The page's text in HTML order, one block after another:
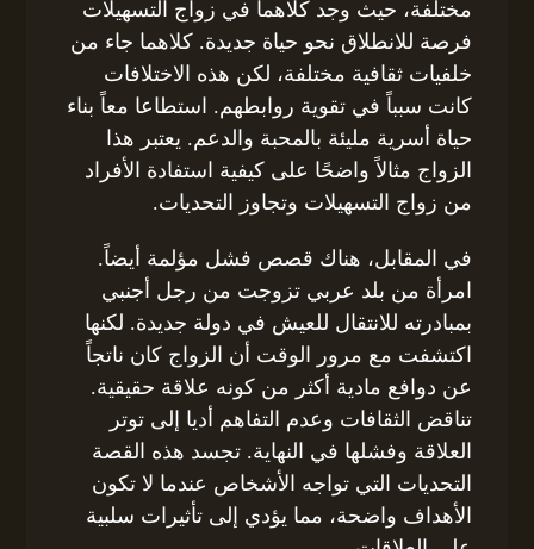
مختلفة، حيث وجد كلاهما في زواج التسهيلات
فرصة للانطلاق نحو حياة جديدة. كلاهما جاء من
خلفيات ثقافية مختلفة، لكن هذه الاختلافات
كانت سبباً في تقوية روابطهم. استطاعا معاً بناء
حياة أسرية مليئة بالمحبة والدعم. يعتبر هذا
الزواج مثالاً واضحًا على كيفية استفادة الأفراد
من زواج التسهيلات وتجاوز التحديات.
في المقابل، هناك قصص فشل مؤلمة أيضاً.
امرأة من بلد عربي تزوجت من رجل أجنبي
بمبادرته للانتقال للعيش في دولة جديدة. لكنها
اكتشفت مع مرور الوقت أن الزواج كان ناتجاً
عن دوافع مادية أكثر من كونه علاقة حقيقية.
تناقض الثقافات وعدم التفاهم أديا إلى توتر
العلاقة وفشلها في النهاية. تجسد هذه القصة
التحديات التي تواجه الأشخاص عندما لا تكون
الأهداف واضحة، مما يؤدي إلى تأثيرات سلبية